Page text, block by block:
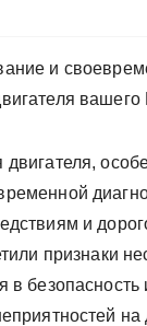
и
и
признаки
в